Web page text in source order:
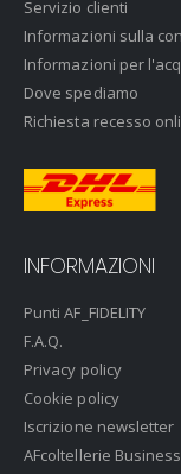
Servizio clienti
Informazioni sulla
Informazioni per
Dove spediamo
Richiesta recesso
INFORMAZIONI
Punti AF_FIDELITY
F.A.Q.
Privacy policy
Cookie policy
Iscrizione newsletter
AFcoltellerie Business